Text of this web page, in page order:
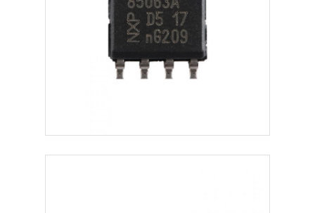
আরএফ ইন্টিগ্রেটেড সার্কিট